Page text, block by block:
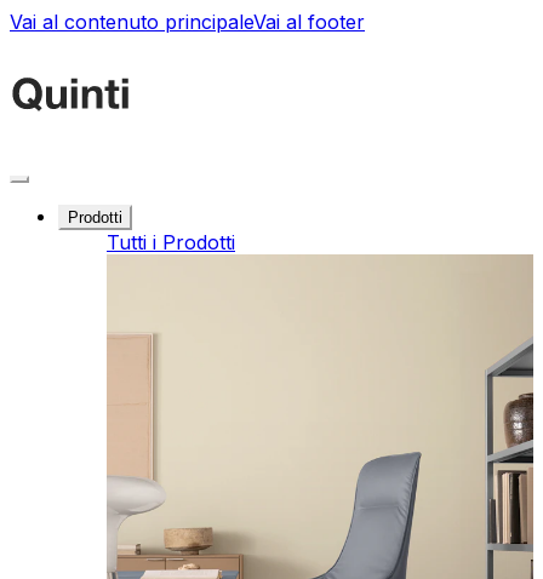
Vai al contenuto principaleVai al footer
Prodotti
Tutti i Prodotti